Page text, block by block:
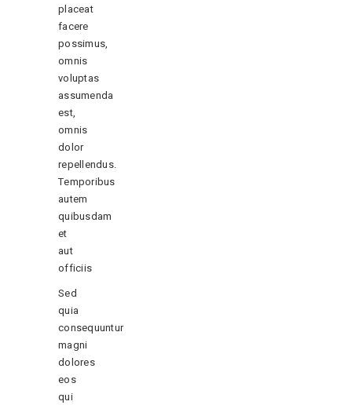
placeat
facere
possimus,
omnis
voluptas
assumenda
est,
omnis
dolor
repellendus.
Temporibus
autem
quibusdam
et
aut
officiis
Sed
quia
consequuntur
magni
dolores
eos
qui